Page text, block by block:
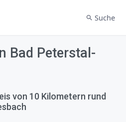
Suche
Bad Peterstal-
von 10 Kilometern rund